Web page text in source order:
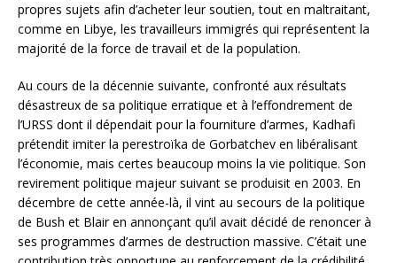
propres sujets afin d’acheter leur soutien, tout en maltraitant,
comme en Libye, les travailleurs immigrés qui représentent la
majorité de la force de travail et de la population.
Au cours de la décennie suivante, confronté aux résultats
désastreux de sa politique erratique et à l’effondrement de
l’URSS dont il dépendait pour la fourniture d’armes, Kadhafi
prétendit imiter la perestroïka de Gorbatchev en libéralisant
l’économie, mais certes beaucoup moins la vie politique. Son
revirement politique majeur suivant se produisit en 2003. En
décembre de cette année-là, il vint au secours de la politique
de Bush et Blair en annonçant qu’il avait décidé de renoncer à
ses programmes d’armes de destruction massive. C’était une